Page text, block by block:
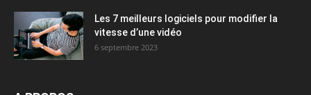
Les 7 meilleurs logiciels pour modifier la
vitesse d’une vidéo
6 septembre 2023